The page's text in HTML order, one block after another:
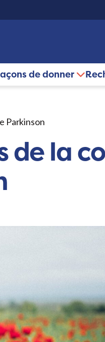
de donner
Parkinson
de la